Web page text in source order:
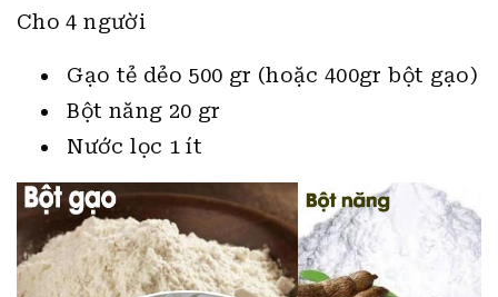
Gạo tẻ dẻo 500 gr (hoặc 400gr bột gạo)
Bột năng 20 gr
Nước lọc 1 ít